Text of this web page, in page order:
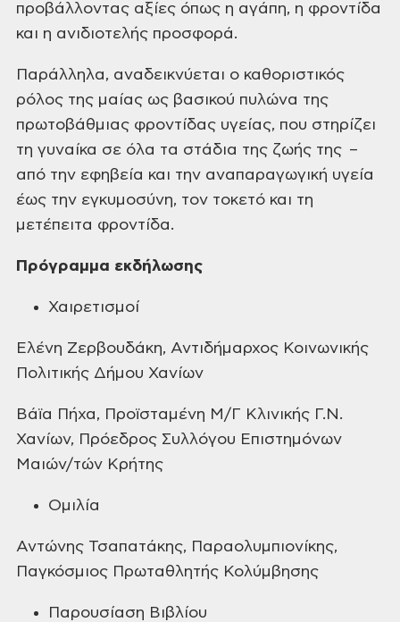
προβάλλοντας αξίες όπως η αγάπη, η φροντίδα
και η ανιδιοτελής προσφορά.
Παράλληλα, αναδεικνύεται ο καθοριστικός
ρόλος της μαίας ως βασικού πυλώνα της
πρωτοβάθμιας φροντίδας υγείας, που στηρίζει
τη γυναίκα σε όλα τα στάδια της ζωής της –
από την εφηβεία και την αναπαραγωγική υγεία
έως την εγκυμοσύνη, τον τοκετό και τη
μετέπειτα φροντίδα.
Πρόγραμμα εκδήλωσης
Χαιρετισμοί
Ελένη Ζερβουδάκη, Αντιδήμαρχος Κοινωνικής
Πολιτικής Δήμου Χανίων
Βάϊα Πήχα, Προϊσταμένη Μ/Γ Κλινικής Γ.Ν.
Χανίων, Πρόεδρος Συλλόγου Επιστημόνων
Μαιών/τών Κρήτης
Ομιλία
Αντώνης Τσαπατάκης, Παραολυμπιονίκης,
Παγκόσμιος Πρωταθλητής Κολύμβησης
Παρουσίαση Βιβλίου